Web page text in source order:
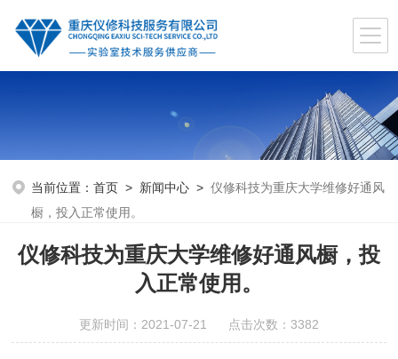
当前位置：首页 > 新闻中心 >仪修科技为重庆大学维修好通风
橱，投入正常使用。
仪修科技为重庆大学维修好通风橱，投
入正常使用。
更新时间：2021-07-21 点击次数：3382